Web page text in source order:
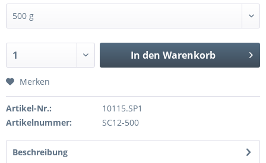
In den Warenkorb
Merken
Artikel-Nr.:
10115.SP1
Artikelnummer:
SC12-500
Beschreibung